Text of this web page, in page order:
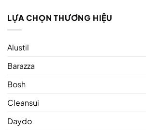
LỰA CHỌN THƯƠNG HIỆU
Alustil
Barazza
Bosh
Cleansui
Daydo